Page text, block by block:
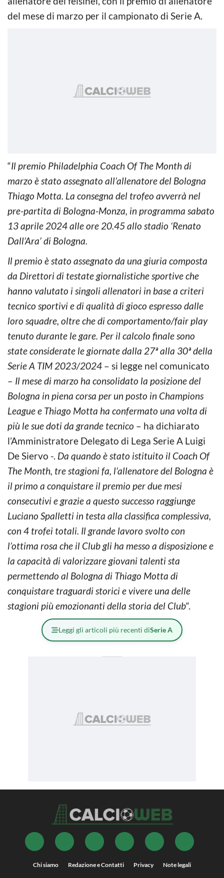
del mese di marzo per il campionato di Serie A.
“Il premio Philadelphia Coach Of The Month di
marzo è stato assegnato all’allenatore del Bologna
Thiago Motta. La consegna del trofeo avverrà nel
pre-partita di Bologna-Monza, in programma sabato
13 aprile 2024 alle ore 20.45 allo stadio ‘Renato
Dall’Ara’ di Bologna.
Il premio è stato assegnato da una giuria composta
da Direttori di testate giornalistiche sportive che
hanno valutato i singoli allenatori in base a criteri
tecnico sportivi e di qualità di gioco espresso dalle
loro squadre, oltre che di comportamento/fair play
tenuto durante le gare. Per il calcolo finale sono
state considerate le giornate dalla 27ª alla 30ª della
Serie A TIM 2023/2024 – si legge nel comunicato
– Il mese di marzo ha consolidato la posizione del
Bologna in piena corsa per un posto in Champions
League e Thiago Motta ha confermato una volta di
più le sue doti da grande tecnico – ha dichiarato
l’Amministratore Delegato di Lega Serie A Luigi
De Siervo -. Da quando è stato istituito il Coach Of
The Month, tre stagioni fa, l’allenatore del Bologna è
il primo a conquistare il premio per due mesi
consecutivi e grazie a questo successo raggiunge
Luciano Spalletti in testa alla classifica complessiva,
con 4 trofei totali. Il grande lavoro svolto con
l’ottima rosa che il Club gli ha messo a disposizione e
la capacità di valorizzare giovani talenti sta
permettendo al Bologna di Thiago Motta di
conquistare traguardi storici e vivere una delle
stagioni più emozionanti della storia del Club“.
Leggi gli articoli più recenti diSerie A
Chi siamo Redazione e Contatti Privacy Note legali